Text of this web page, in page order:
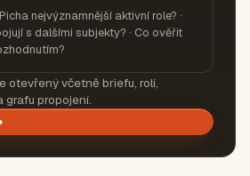
nejvýznamnější aktivní role? ·
s dalšími subjekty? · Co ověřit
otevřený včetně briefu, rolí,
propojení.